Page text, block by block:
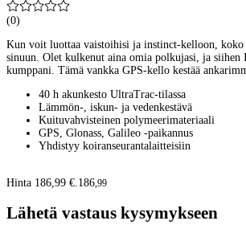
(0)
Kun voit luottaa vaistoihisi ja instinct-kelloon,
sinuun. Olet kulkenut aina omia polkujasi, ja siihen
kumppani. Tämä vankka GPS-kello kestää
40 h akunkesto UltraTrac-tilassa
Lämmön-, iskun- ja vedenkestävä
Kuituvahvisteinen polymeerimateriaali
GPS, Glonass, Galileo -paikannus
Yhdistyy koiranseurantalaitteisiin
Hinta 186,99 €. 186,99
Lähetä vastaus kysymykseen